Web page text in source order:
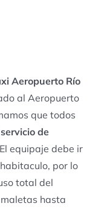
Aeropuerto Río
al Aeropuerto
que todos
de
equipaje debe ir
por lo
total del
hasta